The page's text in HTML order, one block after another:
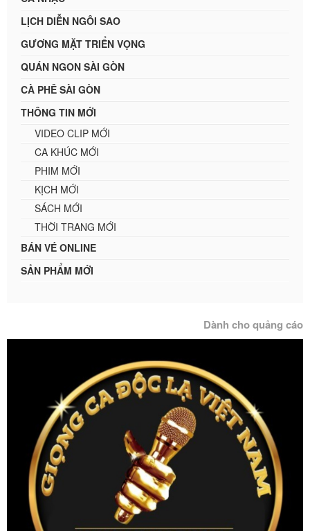
LỊCH DIỄN NGÔI SAO
GƯƠNG MẶT TRIỂN VỌNG
QUÁN NGON SÀI GÒN
CÀ PHÊ SÀI GÒN
THÔNG TIN MỚI
VIDEO CLIP MỚI
CA KHÚC MỚI
PHIM MỚI
KỊCH MỚI
SÁCH MỚI
THỜI TRANG MỚI
BÁN VÉ ONLINE
SẢN PHẨM MỚI
Dành cho quảng cáo